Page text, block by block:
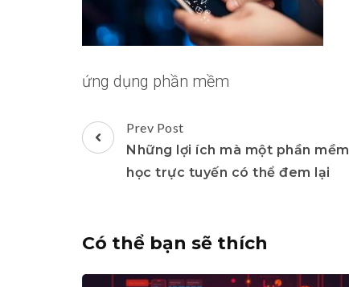
ứng dụng phần mềm
Post
Navigation
Prev Post
Những lợi ích mà một phần mềm
học trực tuyến có thể đem lại
Có thể bạn sẽ thích